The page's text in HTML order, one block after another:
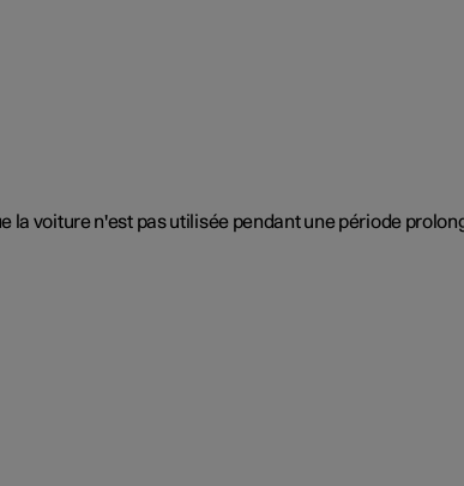
voiture n'est pas utilisée pendant une période